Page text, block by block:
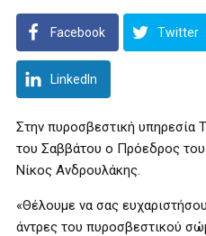
Facebook Twitter
LinkedIn
Στην πυροσβεστική υπηρεσία
του Σαββάτου ο Πρόεδρος
Νίκος Ανδρουλάκης.
«Θέλουμε να σας
άντρες του πυροσβεστικού